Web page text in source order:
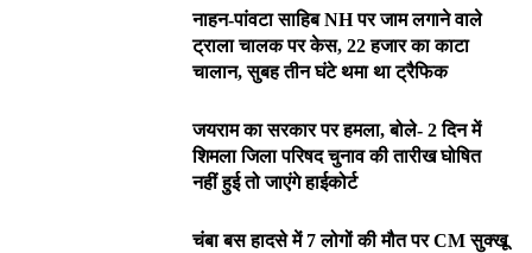
नाहन-पांवटा साहिब NH पर जाम लगाने वाले
ट्राला चालक पर केस, 22 हजार का काटा
चालान, सुबह तीन घंटे थमा था ट्रैफिक
जयराम का सरकार पर हमला, बोले- 2 दिन में
शिमला जिला परिषद चुनाव की तारीख घोषित
नहीं हुई तो जाएंगे हाईकोर्ट
चंबा बस हादसे में 7 लोगों की मौत पर CM सुक्खू